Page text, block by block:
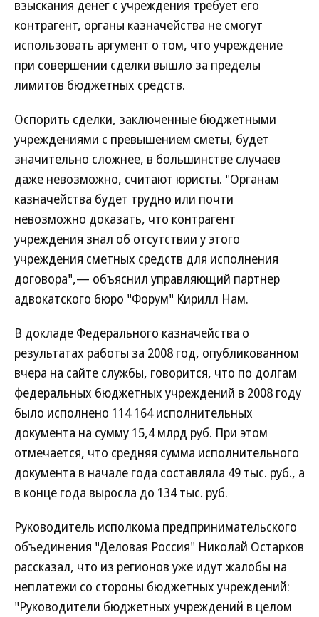
взыскания денег с учреждения требует его
контрагент, органы казначейства не смогут
использовать аргумент о том, что учреждение
при совершении сделки вышло за пределы
лимитов бюджетных средств.
Оспорить сделки, заключенные бюджетными
учреждениями с превышением сметы, будет
значительно сложнее, в большинстве случаев
даже невозможно, считают юристы. "Органам
казначейства будет трудно или почти
невозможно доказать, что контрагент
учреждения знал об отсутствии у этого
учреждения сметных средств для исполнения
договора",— объяснил управляющий партнер
адвокатского бюро "Форум" Кирилл Нам.
В докладе Федерального казначейства о
результатах работы за 2008 год, опубликованном
вчера на сайте службы, говорится, что по долгам
федеральных бюджетных учреждений в 2008 году
было исполнено 114 164 исполнительных
документа на сумму 15,4 млрд руб. При этом
отмечается, что средняя сумма исполнительного
документа в начале года составляла 49 тыс. руб., а
в конце года выросла до 134 тыс. руб.
Руководитель исполкома предпринимательского
объединения "Деловая Россия" Николай Остарков
рассказал, что из регионов уже идут жалобы на
неплатежи со стороны бюджетных учреждений:
"Руководители бюджетных учреждений в целом